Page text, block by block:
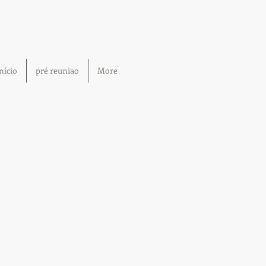
pré reuniao More